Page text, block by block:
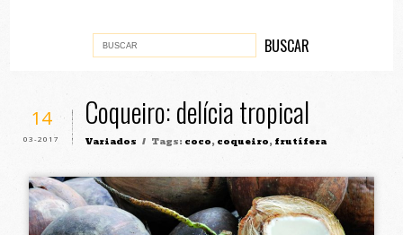
14
03-2017
Coqueiro: delícia tropical
Variados / Tags: coco, coqueiro, frutífera